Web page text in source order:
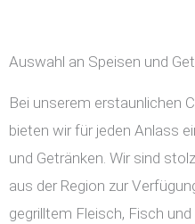
Auswahl an Speisen und
Bei unserem erstaunlichen
bieten wir für jeden Anlass
und Getränken. Wir sind
aus der Region zur
gegrilltem Fleisch, Fisch